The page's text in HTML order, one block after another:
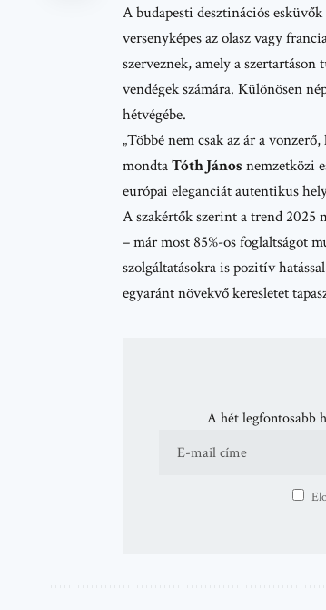
A budapesti desztinációs esküvők
versenyképes az olasz vagy
szerveznek, amely a
vendégek számára. Különösen
hétvégébe.
„Többé nem csak az ár a
mondtaTóth János nemzetközi
európai eleganciát autentikus
A szakértők szerint a trend 2025
– már most 85%-os foglaltságot
szolgáltatásokra is pozitív
egyaránt növekvő keresletet
A hét legfontosabb